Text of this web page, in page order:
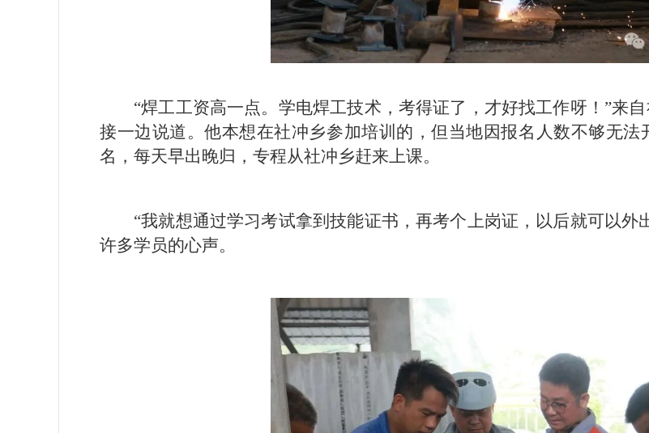
“焊工工资高一点。学电焊工技术，考得证了，才好找工作呀！”来
接一边说道。他本想在社冲乡参加培训的，但当地因报名人数不够无
名，每天早出晚归，专程从社冲乡赶来上课。
“我就想通过学习考试拿到技能证书，再考个上岗证，以后就可以
许多学员的心声。